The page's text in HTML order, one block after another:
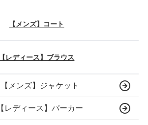
【メンズ】コート
【レディース】ブラウス
【メンズ】ジャケット
【レディース】パーカー